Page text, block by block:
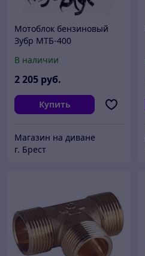
Мотоблок бензиновый
Зубр МТБ-400
В наличии
2 205 руб.
Купить
Магазин на диване
г. Брест